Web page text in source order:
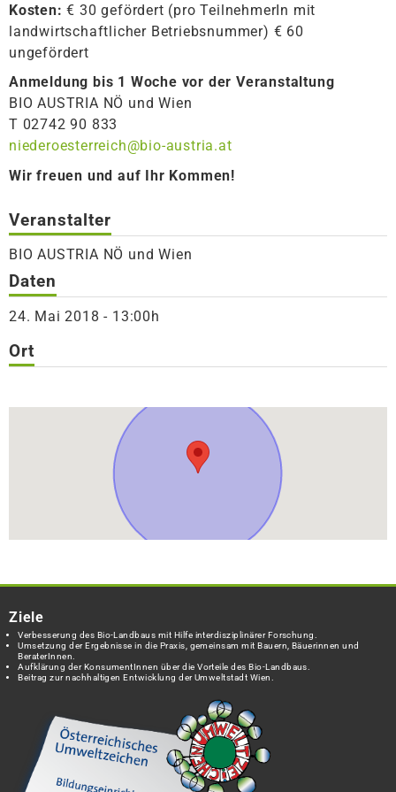
Kosten: € 30 gefördert (pro TeilnehmerIn mit
landwirtschaftlicher Betriebsnummer) € 60
ungefördert
Anmeldung bis 1 Woche vor der Veranstaltung
BIO AUSTRIA NÖ und Wien
T 02742 90 833
niederoesterreich@bio-austria.at
Wir freuen und auf Ihr Kommen!
Veranstalter
BIO AUSTRIA NÖ und Wien
Daten
24. Mai 2018 - 13:00h
Ort
Ziele
Verbesserung des Bio-Landbaus mit Hilfe interdisziplinärer Forschung.
Umsetzung der Ergebnisse in die Praxis, gemeinsam mit Bauern, Bäuerinnen und
BeraterInnen.
Aufklärung der KonsumentInnen über die Vorteile des Bio-Landbaus.
Beitrag zur nachhaltigen Entwicklung der Umweltstadt Wien.